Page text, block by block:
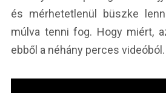
és mérhetetlenül büszke
múlva tenni fog. Hogy miért,
ebből a néhány perces videóból.